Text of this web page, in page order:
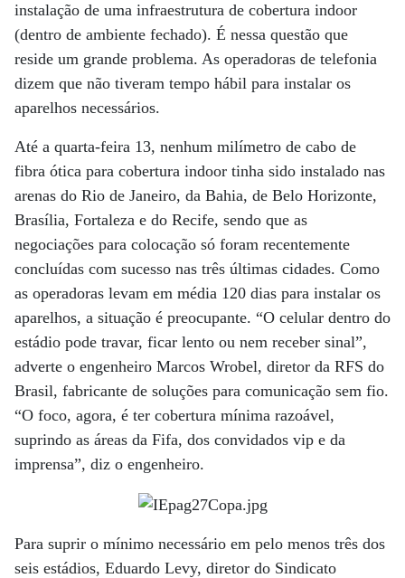
instalação de uma infraestrutura de cobertura indoor
(dentro de ambiente fechado). É nessa questão que
reside um grande problema. As operadoras de telefonia
dizem que não tiveram tempo hábil para instalar os
aparelhos necessários.
Até a quarta-feira 13, nenhum milímetro de cabo de
fibra ótica para cobertura indoor tinha sido instalado nas
arenas do Rio de Janeiro, da Bahia, de Belo Horizonte,
Brasília, Fortaleza e do Recife, sendo que as
negociações para colocação só foram recentemente
concluídas com sucesso nas três últimas cidades. Como
as operadoras levam em média 120 dias para instalar os
aparelhos, a situação é preocupante. “O celular dentro do
estádio pode travar, ficar lento ou nem receber sinal”,
adverte o engenheiro Marcos Wrobel, diretor da RFS do
Brasil, fabricante de soluções para comunicação sem fio.
“O foco, agora, é ter cobertura mínima razoável,
suprindo as áreas da Fifa, dos convidados vip e da
imprensa”, diz o engenheiro.
Para suprir o mínimo necessário em pelo menos três dos
seis estádios, Eduardo Levy, diretor do Sindicato